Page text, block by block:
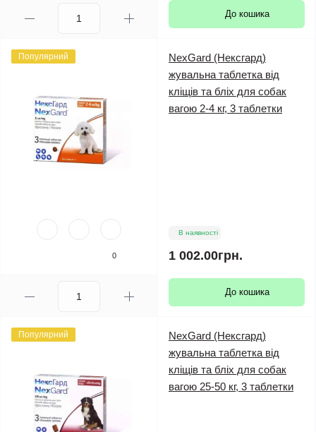
До кошика
Популярний
0
NexGard (Нексгард)
жувальна таблетка від
кліщів та бліх для собак
вагою 2-4 кг, 3 таблетки
В наявності
1 002.00грн.
До кошика
Популярний
NexGard (Нексгард)
жувальна таблетка від
кліщів та бліх для собак
вагою 25-50 кг, 3 таблетки